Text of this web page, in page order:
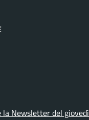
Newsletter del giovedì